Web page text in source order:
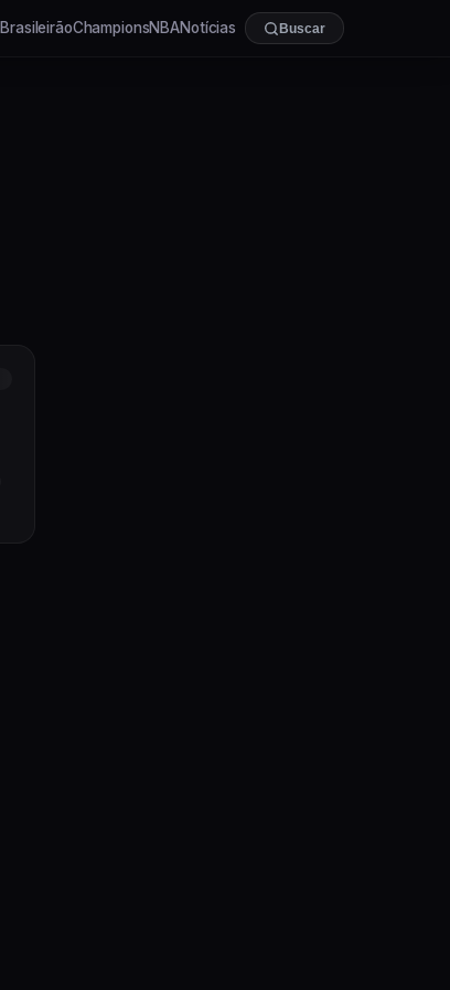
BrasileirãoChampionsNBANotícias Buscar